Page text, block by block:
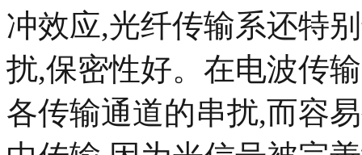
冲效应,光纤传输系还特
扰,保密性好。在电波传
各传输通道的串扰,而容